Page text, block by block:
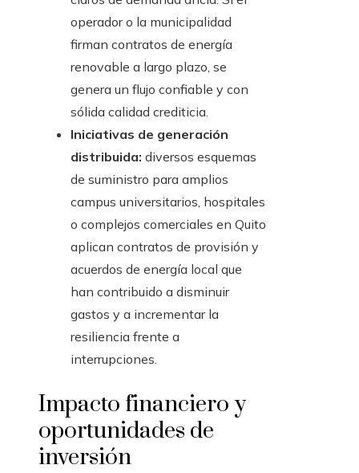
operador o la municipalidad
firman contratos de energía
renovable a largo plazo, se
genera un flujo confiable y con
sólida calidad crediticia.
Iniciativas de generación
distribuida: diversos esquemas
de suministro para amplios
campus universitarios, hospitales
o complejos comerciales en Quito
aplican contratos de provisión y
acuerdos de energía local que
han contribuido a disminuir
gastos y a incrementar la
resiliencia frente a
interrupciones.
Impacto financiero y
oportunidades de
inversión